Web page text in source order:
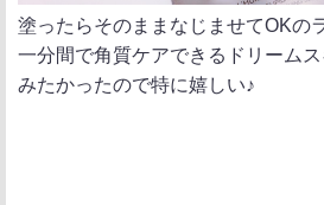
塗ったらそのままなじませてOKの
一分間で角質ケアできるドリーム
みたかったので特に嬉しい♪